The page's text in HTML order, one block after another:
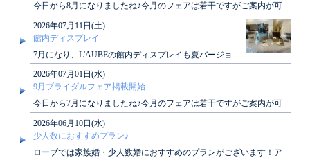
今日から8月になりましたね♪今月のフェアは若干ですがご案内が可
能でございます！10月のブライダルフェアカ..
2026年07月11日(土)
館内ディスプレイ
7月になり、L'AUBEの館内ディスプレイも夏バージョ
ンになっております。ご来館の際はぜひご覧ください
♡
2026年07月01日(水)
9月ブライダルフェア掲載開始
今日から7月になりましたね♪今月のフェアは若干ですがご案内が可
能でございます！9月のブライダルフェアカレ..
2026年06月10日(水)
少人数におすすめプラン♪
ローブでは家族婚・少人数婚におすすめのプランがございます！ア